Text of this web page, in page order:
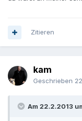
Zitieren
kam
Geschrieben
Am 22.2.2013